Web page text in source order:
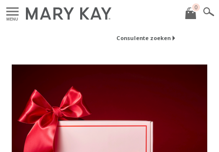
MENU
0
Consulente zoeken